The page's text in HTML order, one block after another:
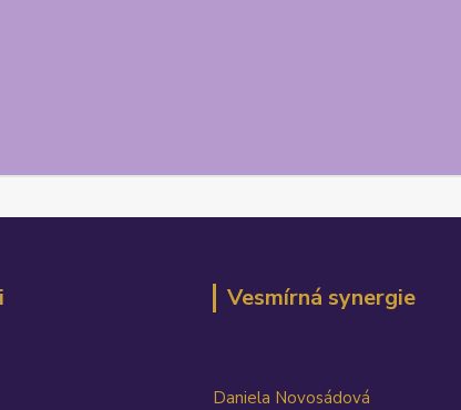
Vesmírná synergie
Daniela Novosádová